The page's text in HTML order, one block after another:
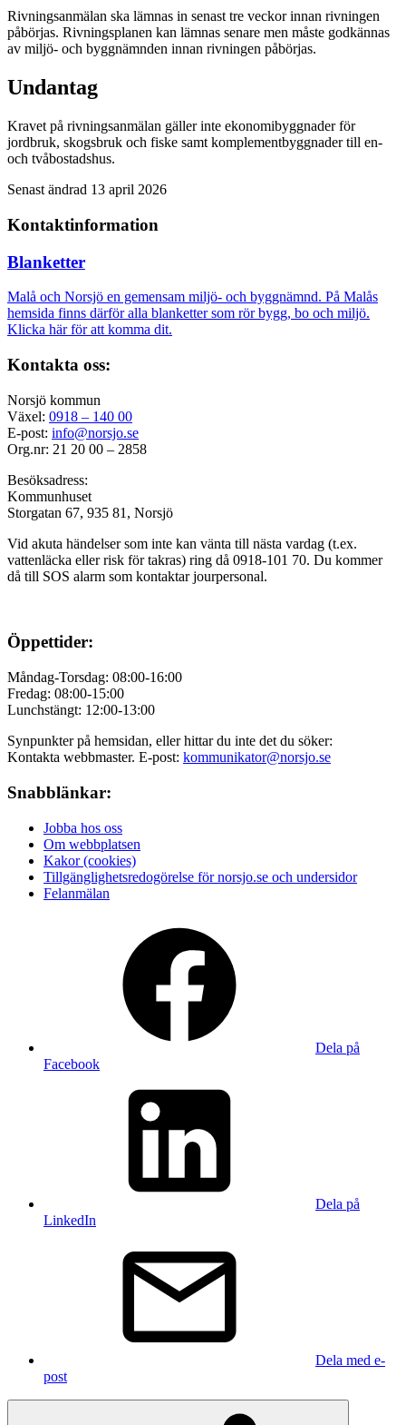
Rivningsanmälan ska lämnas in senast tre veckor innan rivningen
påbörjas. Rivningsplanen kan lämnas senare men måste godkännas
av miljö- och byggnämnden innan rivningen påbörjas.
Undantag
Kravet på rivningsanmälan gäller inte ekonomibyggnader för
jordbruk, skogsbruk och fiske samt komplementbyggnader till en-
och tvåbostadshus.
Senast ändrad 13 april 2026
Kontaktinformation
Blanketter
Malå och Norsjö en gemensam miljö- och byggnämnd. På Malås
hemsida finns därför alla blanketter som rör bygg, bo och miljö.
Klicka här för att komma dit.
Kontakta oss:
Norsjö kommun
Växel: 0918 – 140 00
E-post: info@norsjo.se
Org.nr: 21 20 00 – 2858
Besöksadress:
Kommunhuset
Storgatan 67, 935 81, Norsjö
Vid akuta händelser som inte kan vänta till nästa vardag (t.ex.
vattenläcka ellerrisk för takras) ring då 0918-101 70. Du kommer
då till SOS alarm som kontaktar jourpersonal.
Öppettider:
Måndag-Torsdag: 08:00-16:00
Fredag: 08:00-15:00
Lunchstängt: 12:00-13:00
Synpunkter på hemsidan, eller hittar du inte det du söker:
Kontakta webbmaster. E-post: kommunikator@norsjo.se
Snabblänkar:
Jobba hos oss
Om webbplatsen
Kakor (cookies)
Tillgänglighetsredogörelse för norsjo.se och undersidor
Felanmälan
Dela på
Facebook
Dela på
LinkedIn
Dela med e-
post